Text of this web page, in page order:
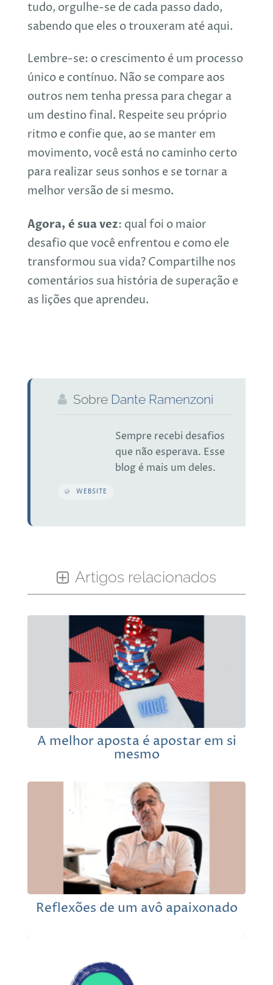
tudo, orgulhe-se de cada passo dado,
sabendo que eles o trouxeram até aqui.
Lembre-se: o crescimento é um processo
único e contínuo. Não se compare aos
outros nem tenha pressa para chegar a
um destino final. Respeite seu próprio
ritmo e confie que, ao se manter em
movimento, você está no caminho certo
para realizar seus sonhos e se tornar a
melhor versão de si mesmo.
Agora, é sua vez: qual foi o maior
desafio que você enfrentou e como ele
transformou sua vida? Compartilhe nos
comentários sua história de superação e
as lições que aprendeu.
Sobre Dante Ramenzoni
Sempre recebi desafios
que não esperava. Esse
blog é mais um deles.
WEBSITE
Artigos relacionados
A melhor aposta é apostar em si
mesmo
Reflexões de um avô apaixonado